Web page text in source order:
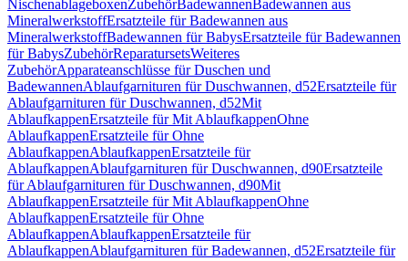
NischenablageboxenZubehörBadewannenBadewannen aus
MineralwerkstoffErsatzteile für Badewannen aus
MineralwerkstoffBadewannen für BabysErsatzteile für Badewannen
für BabysZubehörReparatursetsWeiteres
ZubehörApparateanschlüsse für Duschen und
BadewannenAblaufgarnituren für Duschwannen, d52Ersatzteile für
Ablaufgarnituren für Duschwannen, d52Mit
AblaufkappenErsatzteile für Mit AblaufkappenOhne
AblaufkappenErsatzteile für Ohne
AblaufkappenAblaufkappenErsatzteile für
AblaufkappenAblaufgarnituren für Duschwannen, d90Ersatzteile
für Ablaufgarnituren für Duschwannen, d90Mit
AblaufkappenErsatzteile für Mit AblaufkappenOhne
AblaufkappenErsatzteile für Ohne
AblaufkappenAblaufkappenErsatzteile für
AblaufkappenAblaufgarnituren für Badewannen, d52Ersatzteile für